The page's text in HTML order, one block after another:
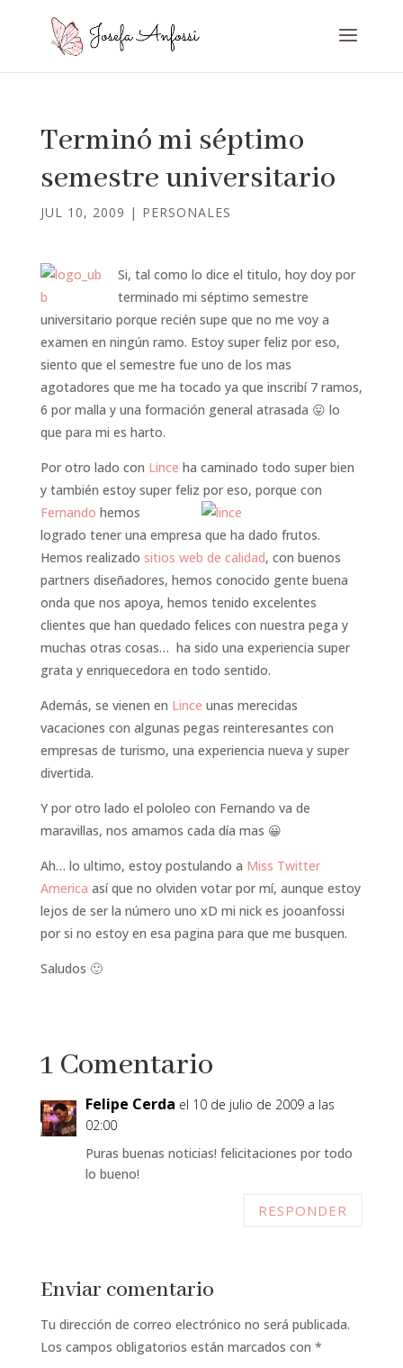
Terminó mi séptimo
semestre universitario
JUL 10, 2009 | PERSONALES
Si, tal como lo dice el titulo, hoy doy por
terminado mi séptimo semestre
universitario porque recién supe que no me voy a
examen en ningún ramo. Estoy super feliz por eso,
siento que el semestre fue uno de los mas
agotadores que me ha tocado ya que inscribí 7 ramos,
6 por malla y una formación general atrasada 😛 lo
que para mi es harto.
Por otro lado con Lince ha caminado todo super bien
y también estoy super feliz poreso, porque con
Fernando hemos
logrado tener una empresa que ha dado frutos.
Hemos realizado sitios web de calidad, con buenos
partners diseñadores, hemos conocido gente buena
onda que nos apoya, hemos tenido excelentes
clientes que han quedado felices con nuestra pega y
muchas otras cosas… ha sido una experiencia super
grata y enriquecedora en todo sentido.
Además, se vienen en Lince unas merecidas
vacaciones con algunas pegas reinteresantes con
empresas de turismo, una experiencia nueva y super
divertida.
Y por otro lado el pololeo con Fernando va de
maravillas, nos amamos cada día mas 😀
Ah… lo ultimo, estoy postulando a Miss Twitter
America así que no olviden votar por mí, aunque estoy
lejos de ser la número uno xD mi nick es jooanfossi
por si no estoy en esa pagina para que me busquen.
Saludos 🙂
1 Comentario
Felipe Cerda el 10 de julio de 2009 a las
02:00
Puras buenas noticias! felicitaciones por todo
lo bueno!
RESPONDER
Enviar comentario
Tu dirección de correo electrónico no será publicada.
Los campos obligatorios están marcados con *